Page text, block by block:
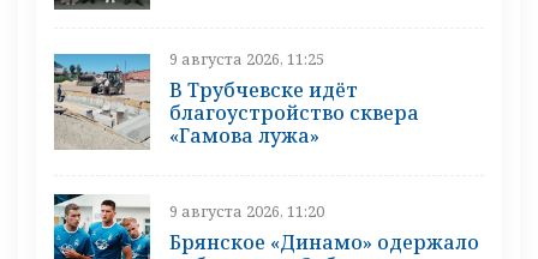
9 августа 2026, 11:25
В Трубчевске идёт
благоустройство сквера
«Гамова лужа»
9 августа 2026, 11:20
Брянское «Динамо» одержало